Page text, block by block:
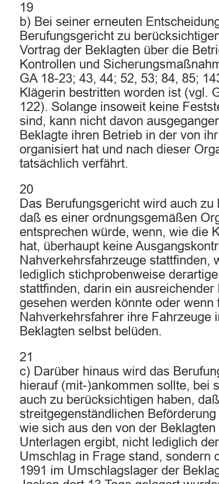
19
b) Bei seiner erneuten
Berufungsgericht zu
Vortrag der Beklagten über die
Kontrollen und
GA 18-23; 43, 44; 52, 53; 84, 85;
Klägerin bestritten worden ist (vgl.
122). Solange insoweit keine
sind, kann nicht davon
Beklagte ihren Betrieb in der von
organisiert hat und nach dieser
tatsächlich verfährt.
20
Das Berufungsgericht wird auch zu
daß es einer ordnungsgemäßen
entsprechen würde, wenn, wie die
hat, überhaupt keine
Nahverkehrsfahrzeuge stattfinden,
lediglich stichprobenweise
stattfinden, darin ein
gesehen werden könnte oder wenn
Nahverkehrsfahrer ihre Fahrzeuge
Beklagten selbst belüden.
21
c) Darüber hinaus wird das
hierauf (mit-)ankommen sollte, bei
auch zu berücksichtigen haben,
streitgegenständlichen
wie sich aus den von der
Unterlagen ergibt, nicht lediglich
Umschlag in Frage stand, sondern
1991 im Umschlagslager der